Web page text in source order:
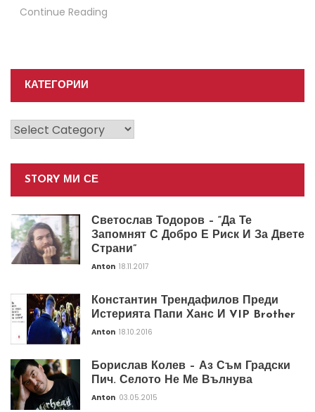
Continue Reading
КАТЕГОРИИ
Категории
STORY МИ СЕ
Светослав Тодоров – “Да Те
Запомнят С Добро Е Риск И За Двете
Страни”
Anton 18.11.2017
Константин Трендафилов Преди
Истерията Папи Ханс И VIP Brother
Anton 18.10.2016
Борислав Колев – Аз Съм Градски
Пич. Селото Не Ме Вълнува
Anton 03.05.2015